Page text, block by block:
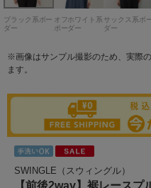
ブラック系ボー
ダー
オフホワイト系
ボーダー
サックス系ボ
ダー
※画像はサンプル撮影のため、実際
ます。
SWINGLE（スウィングル）